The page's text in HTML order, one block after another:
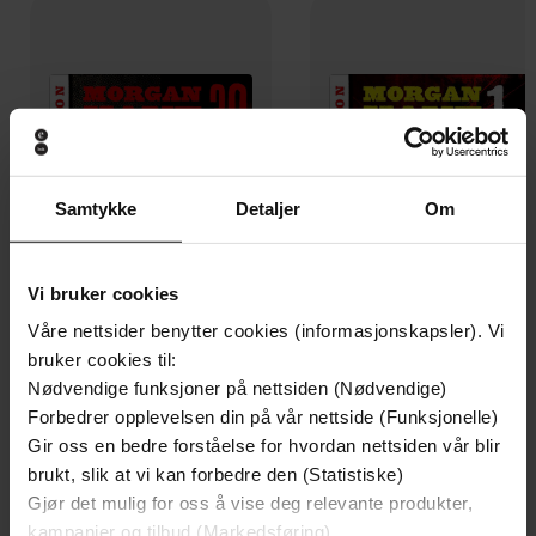
Samtykke Detaljer Om
Vi bruker cookies
Våre nettsider benytter cookies (informasjonskapsler). Vi
bruker cookies til:
Nødvendige funksjoner på nettsiden (Nødvendige)
Forbedrer opplevelsen din på vår nettside (Funksjonelle)
Gir oss en bedre forståelse for hvordan nettsiden vår blir
brukt, slik at vi kan forbedre den (Statistiske)
Gjør det mulig for oss å vise deg relevante produkter,
kampanjer og tilbud (Markedsføring)
149,-
Hevn!
Louis Masterson
LYDBOK
149,-
Blodsporet til Santa Fe
Louis Masterson
LYDBOK